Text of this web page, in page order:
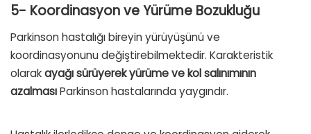
5- Koordinasyon ve Yürüme Bozukluğu
Parkinson hastalığı bireyin yürüyüşünü ve
koordinasyonunu değiştirebilmektedir. Karakteristik
olarakayağı sürüyerek yürüme ve kol salınımının
azalmasıParkinson hastalarında yaygındır.